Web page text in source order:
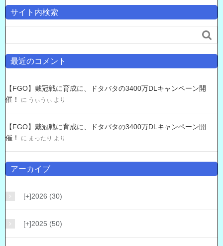
サイト内検索

最近のコメント
【FGO】戴冠戦に育成に、ドタバタの3400万DLキャンペーン開
催！
に うぃうぃ より
【FGO】戴冠戦に育成に、ドタバタの3400万DLキャンペーン開
催！
に まったり より
アーカイブ
[+]2026 (30)
[+]2025 (50)